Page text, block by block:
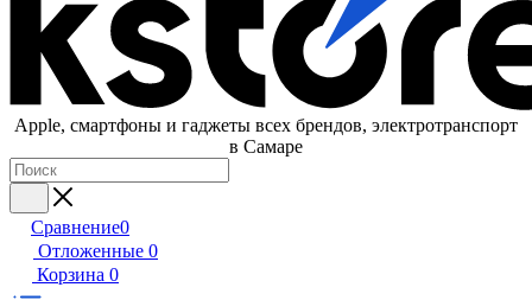
Apple, cмартфоны и гаджеты всех брендов, электротранспорт
в Самаре
Сравнение0
Отложенные 0
Корзина 0